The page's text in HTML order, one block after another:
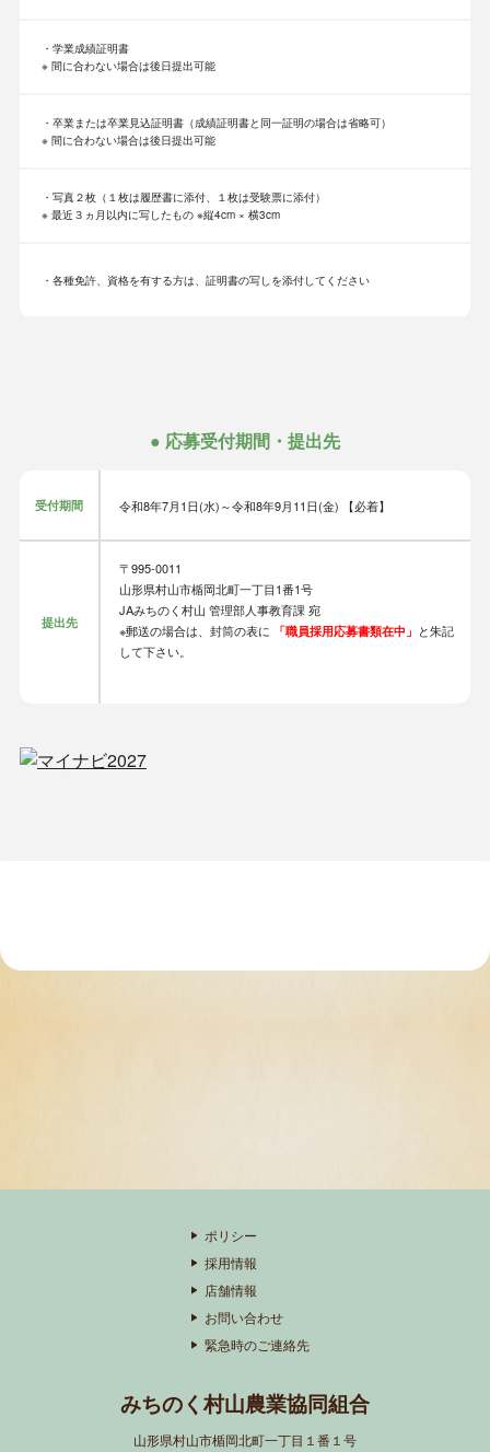
学業成績証明書
※ 間に合わない場合は後日提出可能
卒業または卒業見込証明書（成績証明書と同一証明の場合は省略可）
※ 間に合わない場合は後日提出可能
写真２枚（１枚は履歴書に添付、 １枚は受験票に添付）
※ 最近３ヵ月以内に写したもの※縦4cm × 横3cm
各種免許、資格を有する方は、 証明書の写しを添付してください
● 応募受付期間・提出先
受付期間 令和8年7月1日(水)～令和8年9月11日(金) 【必着】
提出先
〒995-0011
山形県村山市楯岡北町一丁目1番1号
JAみちのく村山 管理部人事教育課 宛
※郵送の場合は、封筒の表に
「職員採用応募書類在中」 と朱記
して下さい。
みちのく村山農業協同組合
山形県村山市楯岡北町一丁目１番１号
ポリシー
採用情報
店舗情報
お問い合わせ
緊急時のご連絡先